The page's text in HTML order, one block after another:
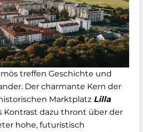
treffen Geschichte und
Der charmante Kern der
Marktplatz Lilla
Kontrast dazu thront über der
hohe, futuristisch